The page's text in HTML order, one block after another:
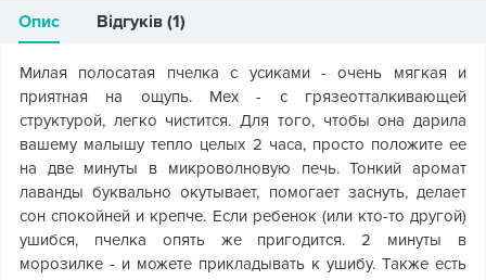
Опис Відгуків (1)
Милая полосатая пчелка с усиками - очень мягкая и
приятная на ощупь. Мех - с грязеотталкивающей
структурой, легко чистится. Для того, чтобы она дарила
вашему малышу тепло целых 2 часа, просто положите ее
на две минуты в микроволновую печь. Тонкий аромат
лаванды буквально окутывает, помогает заснуть, делает
сон спокойней и крепче. Если ребенок (или кто-то другой)
ушибся, пчелка опять же пригодится. 2 минуты в
морозилке - и можете прикладывать к ушибу. Также есть